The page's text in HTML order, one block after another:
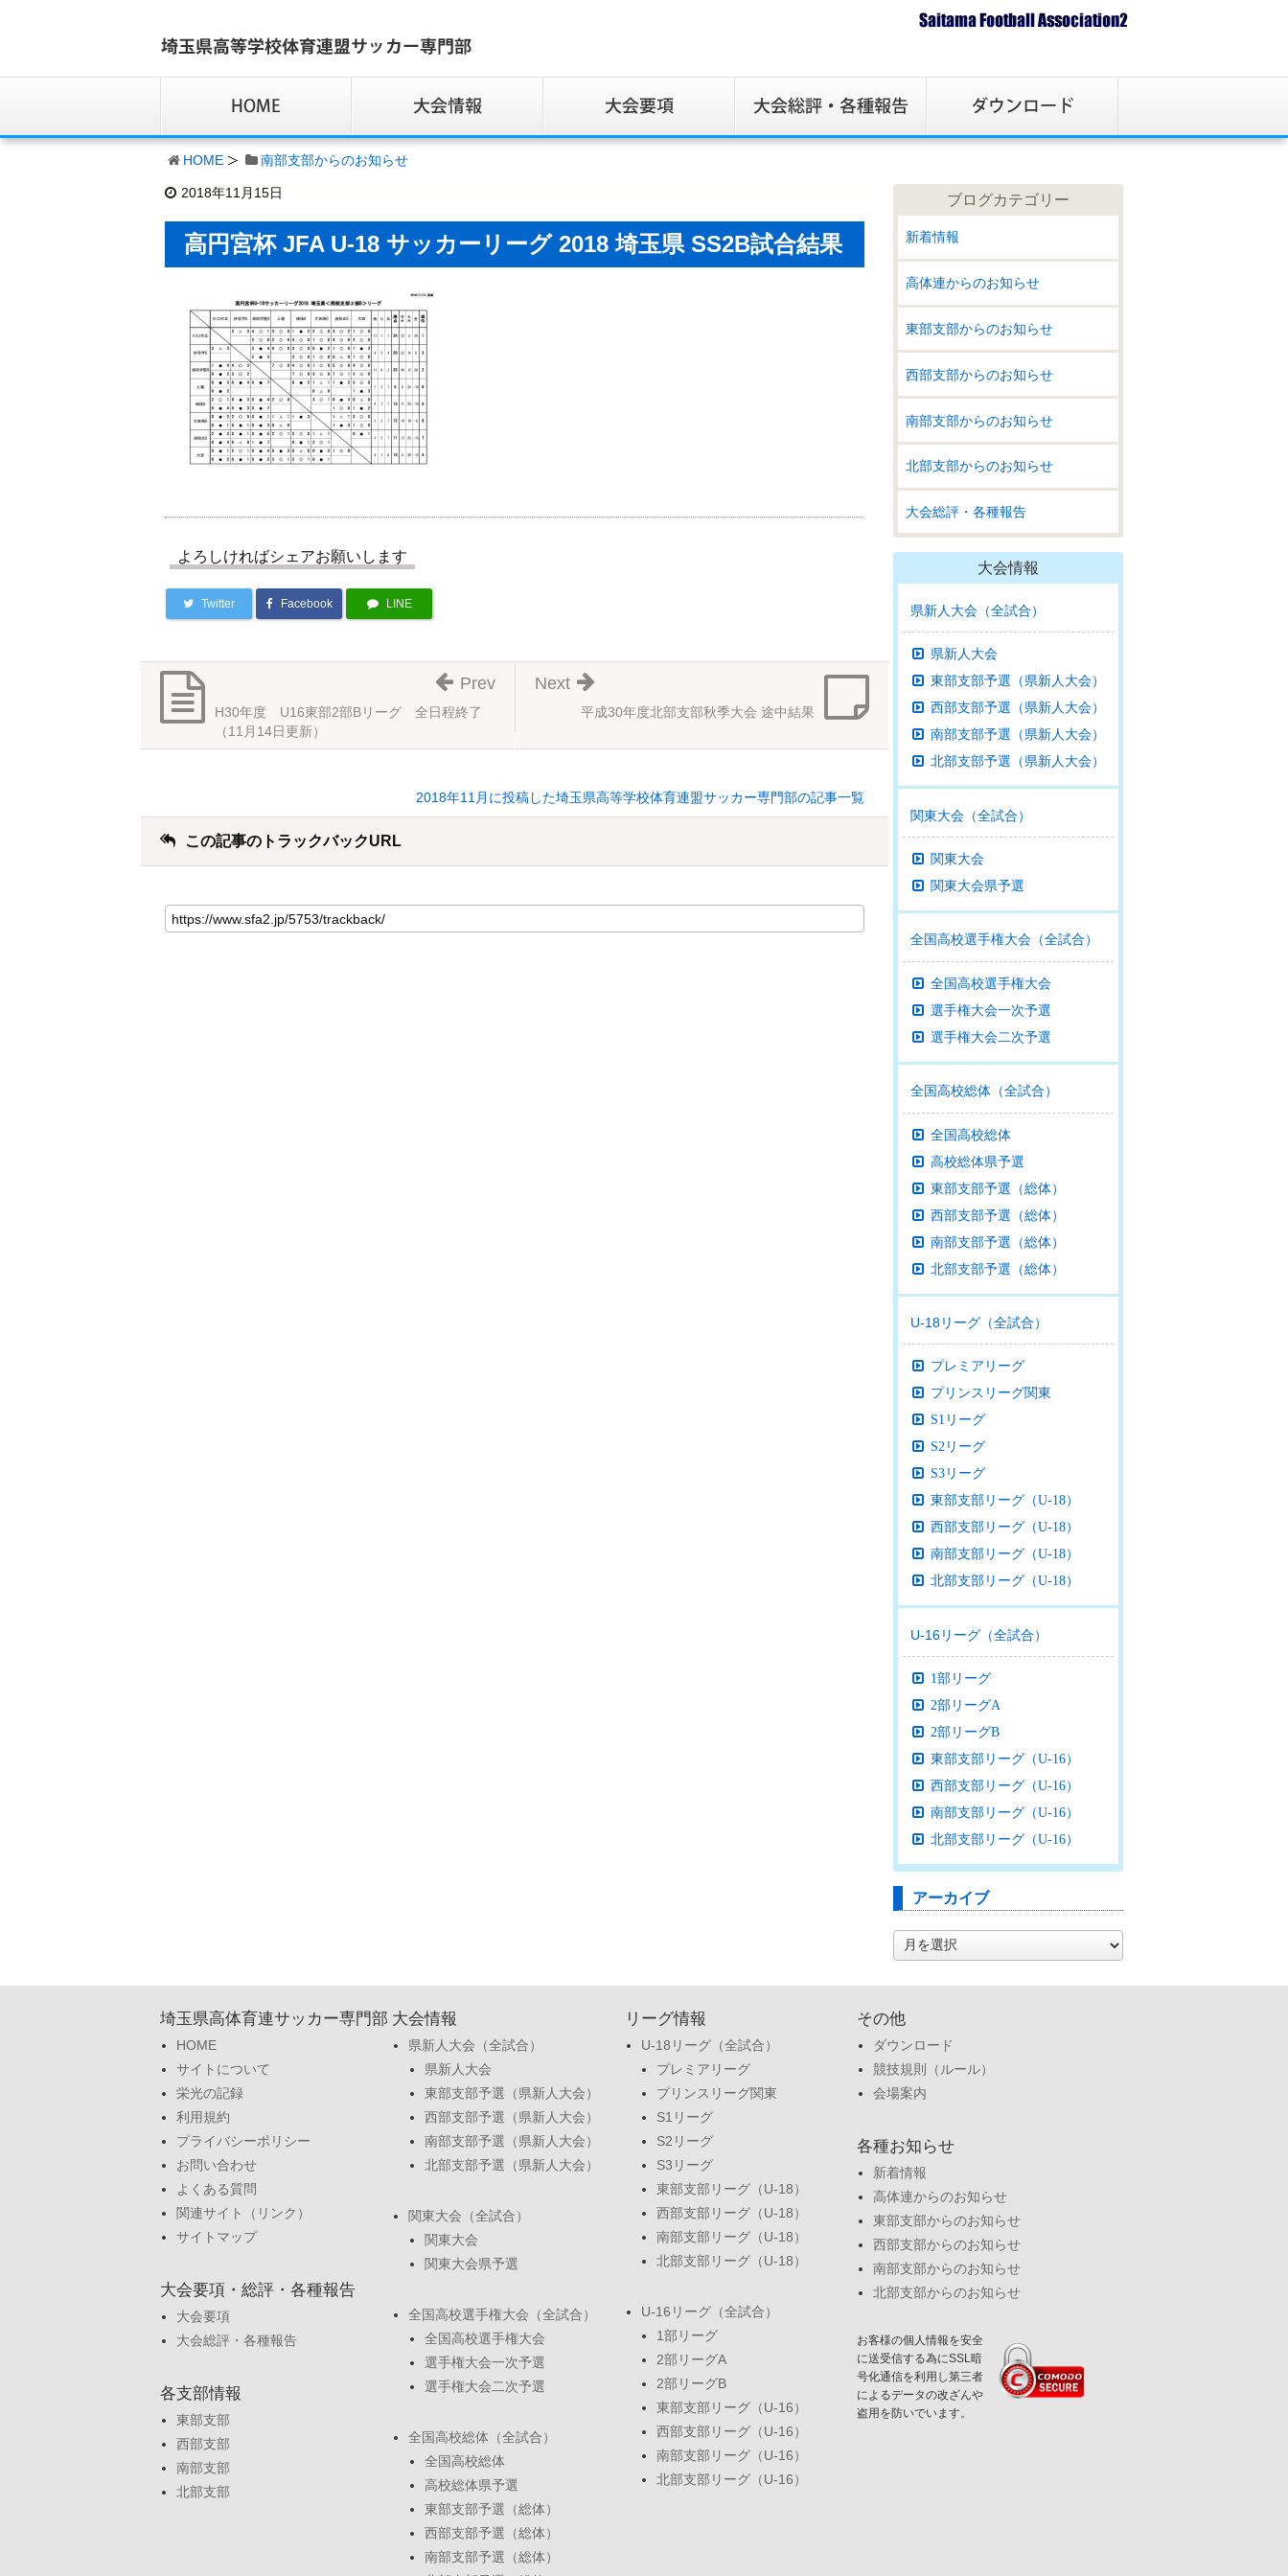
HOME 南部支部からのお知らせ
2018年11月15日
高円宮杯 JFA U-18 サッカーリーグ 2018 埼玉県 SS2B試合結果
よろしければシェアお願いします
Twitter Facebook LINE
平成30年度北部支部秋季大会 途中結果
Next
H30年度 U16東部2部Bリーグ 全日程終了
（11月14日更新）
Prev
2018年11月に投稿した埼玉県高等学校体育連盟サッカー専門部の記事一覧
この記事のトラックバックURL
ブログカテゴリー
新着情報
高体連からのお知らせ
東部支部からのお知らせ
西部支部からのお知らせ
南部支部からのお知らせ
北部支部からのお知らせ
大会総評・各種報告
大会情報
県新人大会（全試合）
県新人大会
東部支部予選（県新人大会）
西部支部予選（県新人大会）
南部支部予選（県新人大会）
北部支部予選（県新人大会）
関東大会（全試合）
関東大会
関東大会県予選
全国高校選手権大会（全試合）
全国高校選手権大会
選手権大会一次予選
選手権大会二次予選
全国高校総体（全試合）
全国高校総体
高校総体県予選
東部支部予選（総体）
西部支部予選（総体）
南部支部予選（総体）
北部支部予選（総体）
U-18リーグ（全試合）
プレミアリーグ
プリンスリーグ関東
S1リーグ
S2リーグ
S3リーグ
東部支部リーグ（U-18）
西部支部リーグ（U-18）
南部支部リーグ（U-18）
北部支部リーグ（U-18）
U-16リーグ（全試合）
1部リーグ
2部リーグA
2部リーグB
東部支部リーグ（U-16）
西部支部リーグ（U-16）
南部支部リーグ（U-16）
北部支部リーグ（U-16）
アーカイブ
ー
ブ
埼玉県高体育連サッカー専門部
HOME
サイトについて
栄光の記録
利用規約
プライバシーポリシー
お問い合わせ
よくある質問
関連サイト（リンク）
サイトマップ
大会要項・総評・各種報告
大会要項
大会総評・各種報告
各支部情報
東部支部
西部支部
南部支部
北部支部
大会情報
県新人大会（全試合）
県新人大会
東部支部予選（県新人大会）
西部支部予選（県新人大会）
南部支部予選（県新人大会）
北部支部予選（県新人大会）
関東大会（全試合）
関東大会
関東大会県予選
全国高校選手権大会（全試合）
全国高校選手権大会
選手権大会一次予選
選手権大会二次予選
全国高校総体（全試合）
全国高校総体
高校総体県予選
東部支部予選（総体）
西部支部予選（総体）
南部支部予選（総体）
リーグ情報
U-18リーグ（全試合）
プレミアリーグ
プリンスリーグ関東
S1リーグ
S2リーグ
S3リーグ
東部支部リーグ（U-18）
西部支部リーグ（U-18）
南部支部リーグ（U-18）
北部支部リーグ（U-18）
U-16リーグ（全試合）
1部リーグ
2部リーグA
2部リーグB
東部支部リーグ（U-16）
西部支部リーグ（U-16）
南部支部リーグ（U-16）
北部支部リーグ（U-16）
その他
ダウンロード
競技規則（ルール）
会場案内
各種お知らせ
新着情報
高体連からのお知らせ
東部支部からのお知らせ
西部支部からのお知らせ
南部支部からのお知らせ
北部支部からのお知らせ
お客様の個人情報を安全
に送受信する為にSSL暗
号化通信を利用し第三者
によるデータの改ざんや
盗用を防いでいます。